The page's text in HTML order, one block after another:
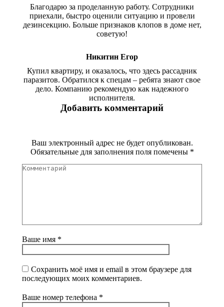
Благодарю за проделанную работу. Сотрудники
приехали, быстро оценили ситуацию и провели
дезинсекцию. Больше признаков клопов в доме нет,
советую!
Никитин Егор
Купил квартиру, и оказалось, что здесь рассадник
паразитов. Обратился к спецам – ребята знают свое
дело. Компанию рекомендую как надежного
исполнителя.
Добавить комментарий
Ваш электронный адрес не будет опубликован.
Обязательные для заполнения поля помечены *
Комментарий
Ваше имя *
Сохранить моё имя и email в этом браузере для
последующих моих комментариев.
Ваше номер телефона *